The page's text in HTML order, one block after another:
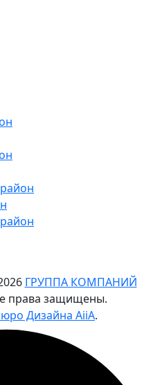
ГРУППА КОМПАНИЙ
права защищены.
Дизайна AiiA.